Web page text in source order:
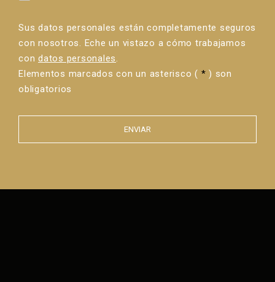
Sus datos personales están completamente seguros
con nosotros. Eche un vistazo a cómo trabajamos
con datos personales.
Elementos marcados con un asterisco ( * ) son
obligatorios
ENVIAR